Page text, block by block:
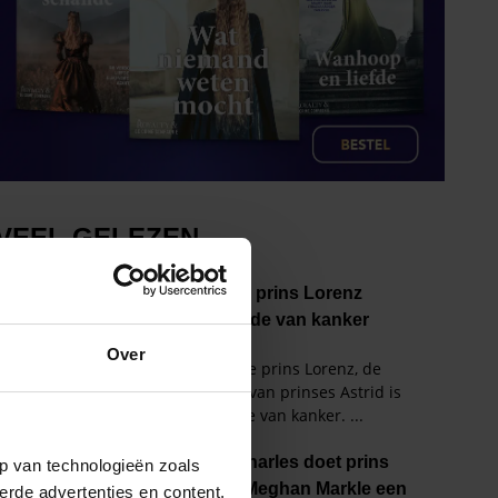
Over
van technologieën zoals
advertenties en content,